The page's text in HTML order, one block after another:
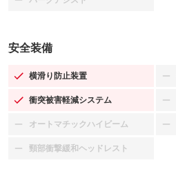
：装備なし
安全装備
横滑り防止装置
：装備あり
衝突被害軽減システム
：装備あり
オートマチックハイビーム
：装備なし
頸部衝撃緩和ヘッドレスト
：装備なし